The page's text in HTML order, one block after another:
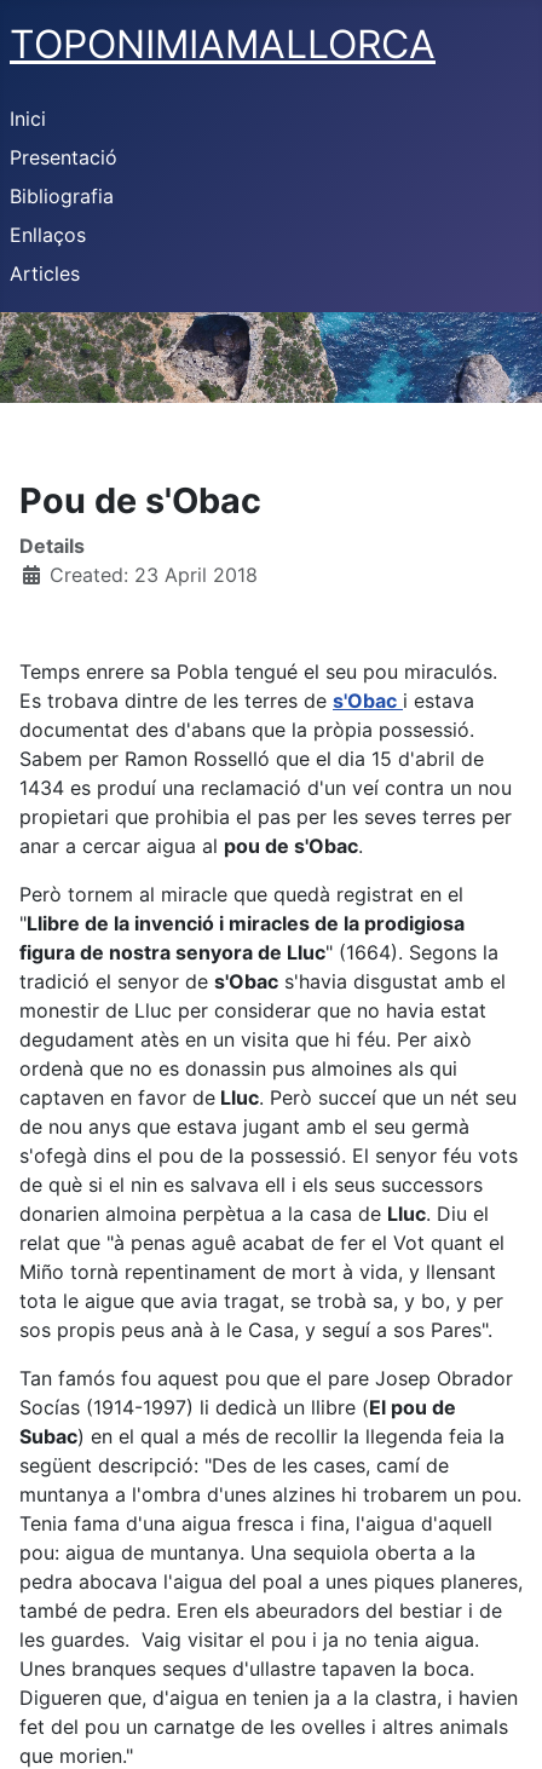
TOPONIMIAMALLORCA
Inici
Presentació
Bibliografia
Enllaços
Articles
Pou de s'Obac
Details
Created: 23 April 2018
Temps enrere sa Pobla tengué el seu pou miraculós.
Es trobava dintre de les terres de s'Obac i estava
documentat des d'abans que la pròpia possessió.
Sabem per Ramon Rosselló que el dia 15 d'abril de
1434 es produí una reclamació d'un veí contra un nou
propietari que prohibia el pas per les seves terres per
anar a cercar aigua al pou de s'Obac.
Però tornem al miracle que quedà registrat en el
"Llibre de la invenció i miracles de la prodigiosa
figura de nostra senyora de Lluc" (1664). Segons la
tradició el senyor de s'Obac s'havia disgustat amb el
monestir de Lluc per considerar que no havia estat
degudament atès en un visita que hi féu. Per això
ordenà que no es donassin pus almoines als qui
captaven en favor de Lluc. Però succeí que un nét seu
de nou anys que estava jugant amb el seu germà
s'ofegà dins el pou de la possessió. El senyor féu vots
de què si el nin es salvava ell i els seus successors
donarien almoina perpètua a la casa de Lluc. Diu el
relat que "à penas aguê acabat de fer el Vot quant el
Miño tornà repentinament de mort à vida, y llensant
tota le aigue que avia tragat, se trobà sa, y bo, y per
sos propis peus anà à le Casa, y seguí a sos Pares".
Tan famós fou aquest pou que el pare Josep Obrador
Socías (1914-1997) li dedicà un llibre (El pou de
Subac) en el qual a més de recollir la llegenda feia la
següent descripció: "Des de les cases, camí de
muntanya a l'ombra d'unes alzines hi trobarem un pou.
Tenia fama d'una aigua fresca i fina, l'aigua d'aquell
pou: aigua de muntanya. Una sequiola oberta a la
pedra abocava l'aigua del poal a unes piques planeres,
també de pedra. Eren els abeuradors del bestiar i de
les guardes. Vaig visitar el pou i ja no tenia aigua.
Unes branques seques d'ullastre tapaven la boca.
Digueren que, d'aigua en tenien ja a la clastra, i havien
fet del pou un carnatge de les ovelles i altres animals
que morien."